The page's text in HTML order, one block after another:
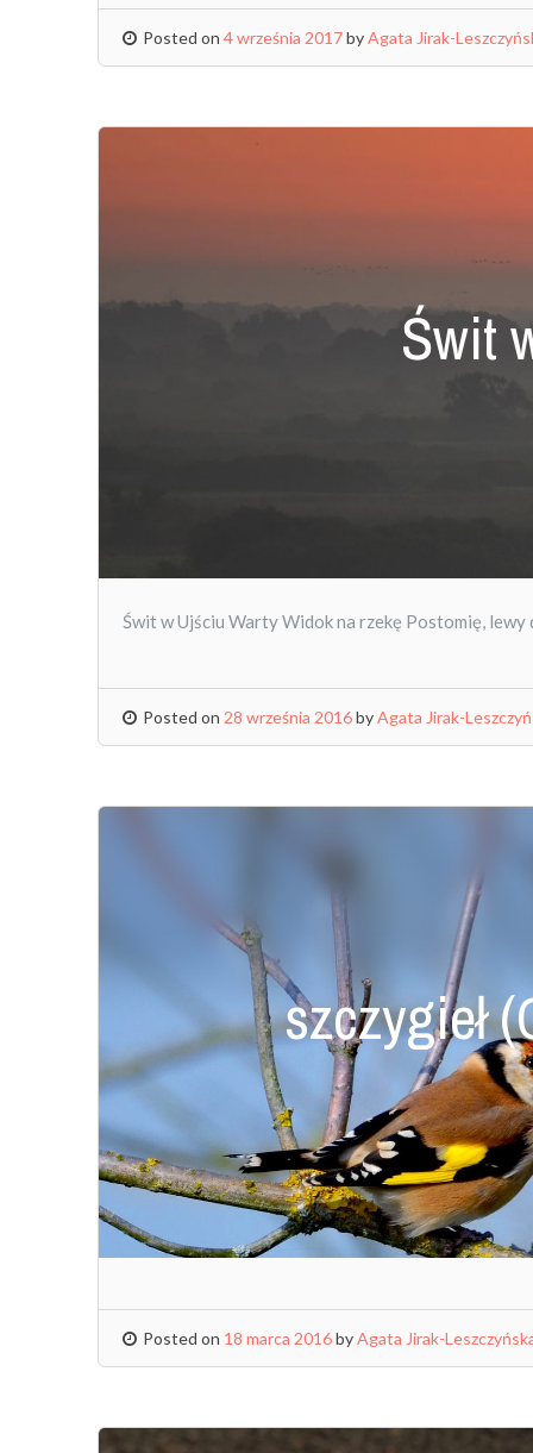
Posted on 4 września 2017byAgata Jirak-
Świt
Świt w Ujściu Warty Widok na rzekę Postomię,
Posted on 28 września 2016byAgata Jirak-
szczygieł
Posted on 18 marca 2016byAgata Jirak-